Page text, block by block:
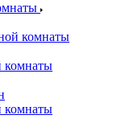
комнаты
комнаты
комнаты